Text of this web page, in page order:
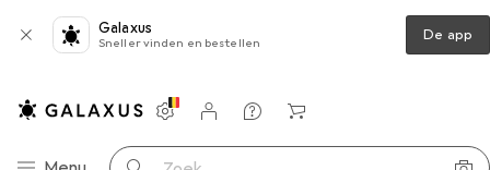
Galaxus
Sneller vinden en bestellen De app
Categorie navigatie
Instellingen
Klantenaccount
Produktvergelijking
Verlanglijstje
Winkelmandje